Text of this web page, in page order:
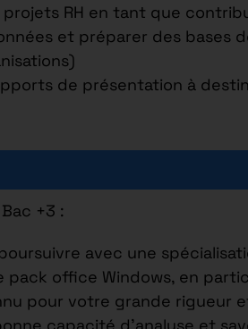
projets RH en tant que
et préparer des bases
de présentation à
+3 :
avec une
pack office Windows, en
pour votre grande rigueur
capacité d’analyse et